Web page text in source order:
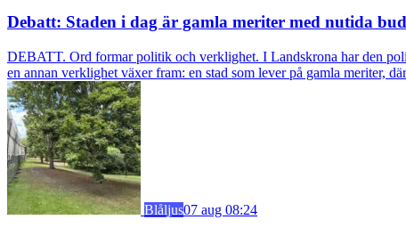
Debatt: Staden i dag är gamla meriter med nutida
DEBATT. Ord formar politik och verklighet. I Landskrona har den
en annan verklighet växer fram: en stad som lever på gamla meriter,
Blåljus07 aug 08:24